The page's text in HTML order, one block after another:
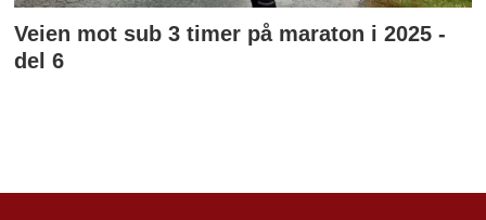
Veien mot sub 3 timer på maraton i 2025 -
del 6